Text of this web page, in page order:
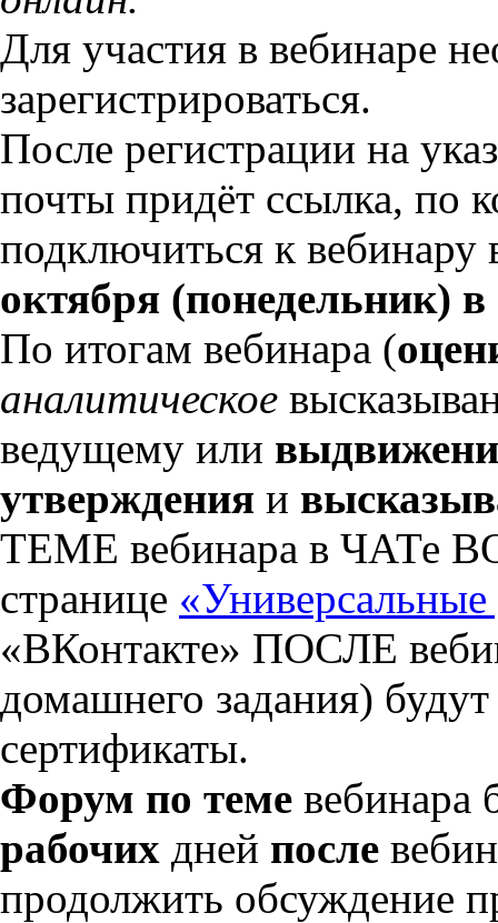
Для участия в вебинаре
зарегистрироваться.
После регистрации на
почты придёт ссылка, по
подключиться к вебинару
октября (понедельник) в
По итогам вебинара (
аналитическое
ведущему или
утверждения и
ТЕМЕ вебинара в ЧАТе
странице
«ВКонтакте» ПОСЛЕ
домашнего задания)
сертификаты.
Форум по теме вебинара
рабочих дней после
продолжить обсуждение